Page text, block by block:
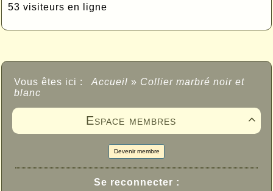
53 visiteurs en ligne
Vous êtes ici : Accueil » Collier marbré noir et
blanc

Espace membres
Devenir membre
Se reconnecter :